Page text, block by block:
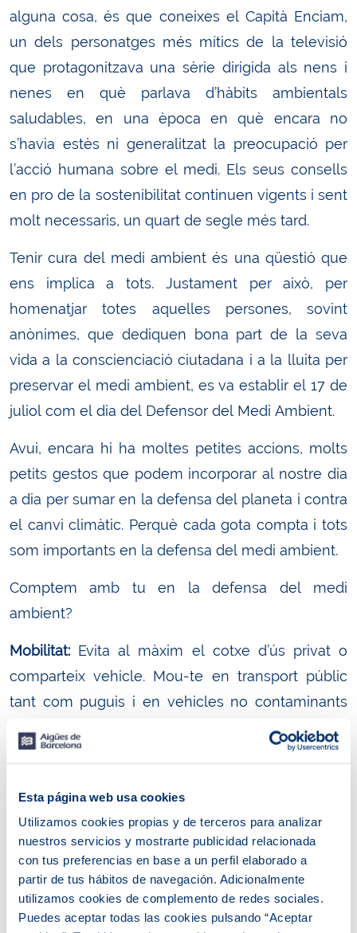
Esta página web usa cookies
Utilizamos cookies propias y de terceros para analizar
nuestros servicios y mostrarte publicidad relacionada
con tus preferencias en base a un perfil elaborado a
partir de tus hábitos de navegación. Adicionalmente
utilizamos cookies de complemento de redes sociales.
Puedes aceptar todas las cookies pulsando “Aceptar
alguna cosa, és que coneixes el Capità Enciam,
un dels personatges més mítics de la televisió
que protagonitzava una sèrie dirigida als nens i
nenes en què parlava d’hàbits ambientals
saludables, en una època en què encara no
s’havia estès ni generalitzat la preocupació per
l’acció humana sobre el medi. Els seus consells
en pro de la sostenibilitat continuen vigents i sent
molt necessaris, un quart de segle més tard.
Tenir cura del medi ambient és una qüestió que
ens implica a tots. Justament per això, per
homenatjar totes aquelles persones, sovint
anònimes, que dediquen bona part de la seva
vida a la conscienciació ciutadana i a la lluita per
preservar el medi ambient, es va establir el 17 de
juliol com el dia del Defensor del Medi Ambient.
Avui, encara hi ha moltes petites accions, molts
petits gestos que podem incorporar al nostre dia
a dia per sumar en la defensa del planeta i contra
el canvi climàtic. Perquè cada gota compta i tots
som importants en la defensa del medi ambient.
Comptem amb tu en la defensa del medi
ambient?
Mobilitat: Evita al màxim el cotxe d’ús privat o
comparteix vehicle. Mou-te en transport públic
tant com puguis i en vehicles no contaminants
com la bicicleta, el patinet o els elèctrics. Agafa
avions només en cas de necessitat (hi ha altres
les reunions presencials).
Energies: Fes servir fonts renovables per generar
calor i electricitat a casa. Pren mesures per
augmentar l’eficiència energètica (com aïllar
portes i finestres, ajustar la temperatura de la